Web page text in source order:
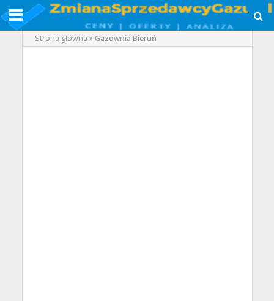
Strona główna »Gazownia Bieruń